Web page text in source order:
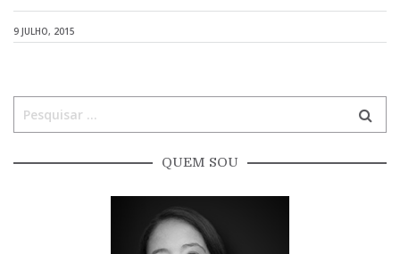
9 JULHO, 2015
QUEM SOU